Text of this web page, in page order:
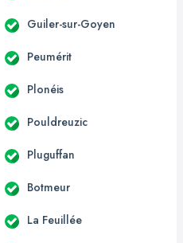
Guiler-sur-Goyen
Peumérit
Plonéis
Pouldreuzic
Pluguffan
Botmeur
La Feuillée